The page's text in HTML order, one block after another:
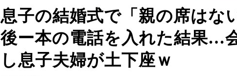
息子の結婚式で「親の席は
後ー本の電話を入れた結果…
し息子夫婦が土下座ｗ